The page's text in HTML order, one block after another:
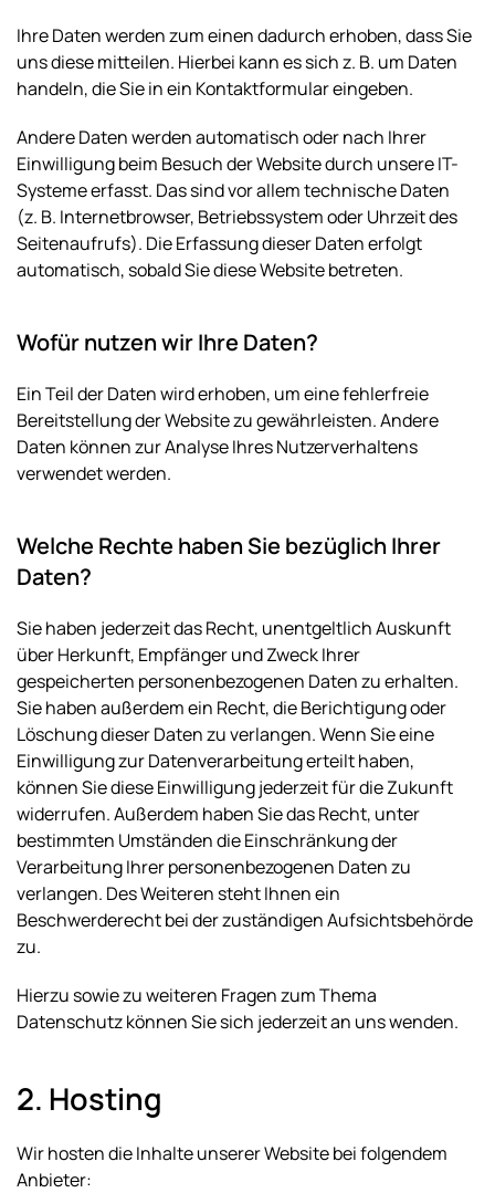
Ihre Daten werden zum einen dadurch erhoben, dass Sie
uns diese mitteilen. Hierbei kann es sich z. B. um Daten
handeln, die Sie in ein Kontaktformular eingeben.
Andere Daten werden automatisch oder nach Ihrer
Einwilligung beim Besuch der Website durch unsere IT-
Systeme erfasst. Das sind vor allem technische Daten
(z. B. Internetbrowser, Betriebssystem oder Uhrzeit des
Seitenaufrufs). Die Erfassung dieser Daten erfolgt
automatisch, sobald Sie diese Website betreten.
Wofür nutzen wir Ihre Daten?
Ein Teil der Daten wird erhoben, um eine fehlerfreie
Bereitstellung der Website zu gewährleisten. Andere
Daten können zur Analyse Ihres Nutzerverhaltens
verwendet werden.
Welche Rechte haben Sie bezüglich Ihrer
Daten?
Sie haben jederzeit das Recht, unentgeltlich Auskunft
über Herkunft, Empfänger und Zweck Ihrer
gespeicherten personenbezogenen Daten zu erhalten.
Sie haben außerdem ein Recht, die Berichtigung oder
Löschung dieser Daten zu verlangen. Wenn Sie eine
Einwilligung zur Datenverarbeitung erteilt haben,
können Sie diese Einwilligung jederzeit für die Zukunft
widerrufen. Außerdem haben Sie das Recht, unter
bestimmten Umständen die Einschränkung der
Verarbeitung Ihrer personenbezogenen Daten zu
verlangen. Des Weiteren steht Ihnen ein
Beschwerderecht bei der zuständigen Aufsichtsbehörde
zu.
Hierzu sowie zu weiteren Fragen zum Thema
Datenschutz können Sie sich jederzeit an uns wenden.
2. Hosting
Wir hosten die Inhalte unserer Website bei folgendem
Anbieter: